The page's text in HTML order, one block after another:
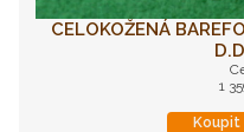
CELOKOŽENÁ
1
Koupit